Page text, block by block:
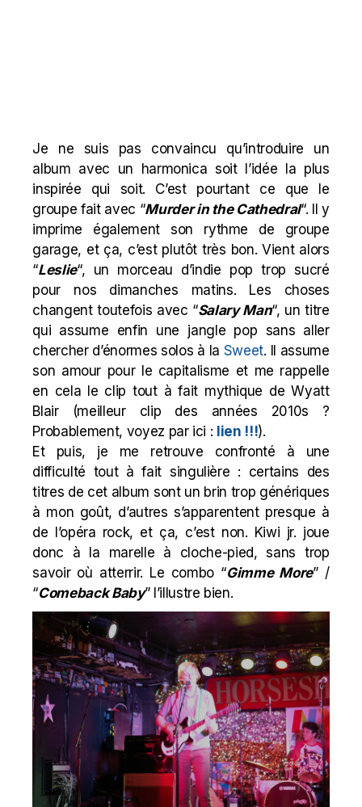
Je ne suis pas convaincu qu’introduire un
album avec un harmonica soit l’idée la plus
inspirée qui soit. C’est pourtant ce que le
groupe fait avec “Murder in the Cathedral“. Il y
imprime également son rythme de groupe
garage, et ça, c’est plutôt très bon. Vient alors
“Leslie“, un morceau d’indie pop trop sucré
pour nos dimanches matins. Les choses
changent toutefois avec “Salary Man“, un titre
qui assume enfin une jangle pop sans aller
chercher d’énormes solos à la Sweet. Il assume
son amour pour le capitalisme et me rappelle
en cela le clip tout à fait mythique de Wyatt
Blair (meilleur clip des années 2010s ?
Probablement, voyez par ici : lien !!!).
Et puis, je me retrouve confronté à une
difficulté tout à fait singulière : certains des
titres de cet album sont un brin trop génériques
à mon goût, d’autres s’apparentent presque à
de l’opéra rock, et ça, c’est non. Kiwi jr. joue
donc à la marelle à cloche-pied, sans trop
savoir où atterrir. Le combo “Gimme More” /
“Comeback Baby” l’illustre bien.